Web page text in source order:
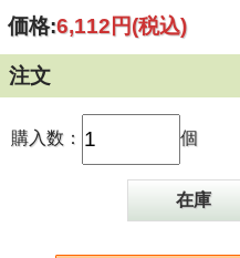
価格:6,112円(税込)
注文
購入数： 個
在庫